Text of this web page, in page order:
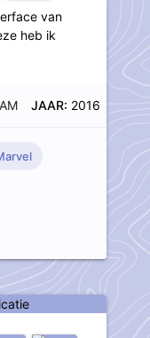
van
heb ik
JAAR: 2016